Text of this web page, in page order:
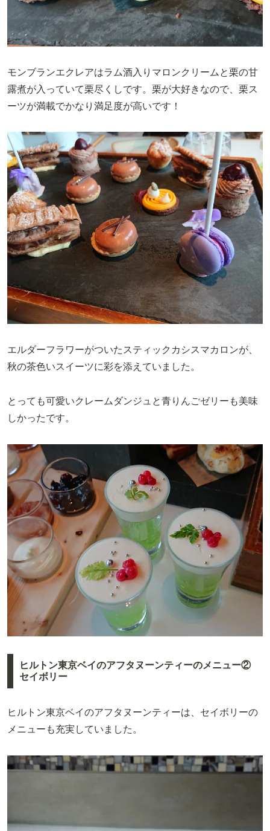
モンブランエクレアはラム酒入りマロンクリームと栗の甘
露煮が入っていて栗尽くしです。栗が大好きなので、栗ス
ーツが満載でかなり満足度が高いです！
エルダーフラワーがついたスティックカシスマカロンが、
秋の茶色いスイーツに彩を添えていました。
とっても可愛いクレームダンジュと青りんごゼリーも美味
しかったです。
ヒルトン東京ベイのアフタヌーンティーのメニュー②
セイボリー
ヒルトン東京ベイのアフタヌーンティーは、セイボリーの
メニューも充実していました。